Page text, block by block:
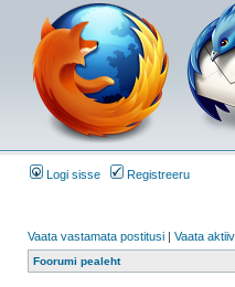
Logi sisse Registreeru
Vaata vastamata postitusi | Vaata
Foorumi pealeht